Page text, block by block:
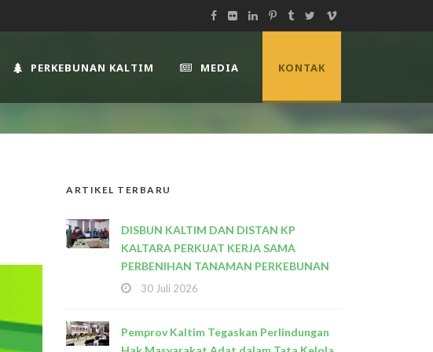
PERKEBUNAN KALTIM MEDIA KONTAK
ARTIKEL TERBARU
DISBUN KALTIM DAN DISTAN KP
KALTARA PERKUAT KERJA SAMA
PERBENIHAN TANAMAN PERKEBUNAN
30 Juli 2026
Pemprov Kaltim Tegaskan Perlindungan